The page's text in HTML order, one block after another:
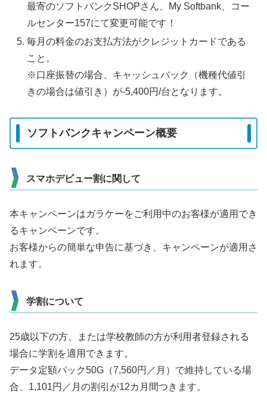
最寄のソフトバンクSHOPさん、My Softbank、コー
ルセンター157にて変更可能です！
毎月の料金のお支払方法がクレジットカードである
こと。
※口座振替の場合、キャッシュバック（機種代値引
きの場合は値引き）が-5,400円/台となります。
ソフトバンクキャンペーン概要
スマホデビュー割に関して
本キャンペーンはガラケーをご利用中のお客様が適用でき
るキャンペーンです。
お客様からの簡単な申告に基づき、キャンペーンが適用さ
れます。
学割について
25歳以下の方、または学校教師の方が利用者登録される
場合に学割を適用できます。
データ定額パック50G（7,560円／月）で維持している場
合、1,101円／月の割引が12カ月間つきます。